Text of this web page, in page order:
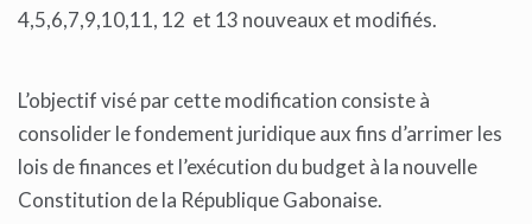
4,5,6,7,9,10,11, 12 et 13 nouveaux et modifiés.
L’objectif visé par cette modification consiste à
consolider le fondement juridique aux fins d’arrimer les
lois de finances et l’exécution du budget à la nouvelle
Constitution de la République Gabonaise.